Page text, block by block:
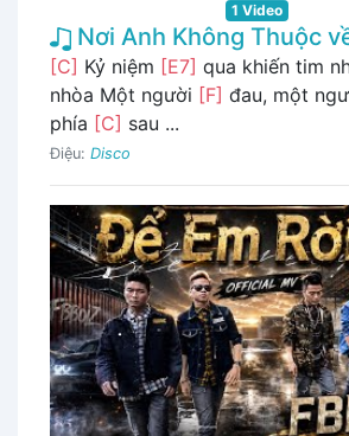
1 Video
Nơi Anh Không Thuộc
[C] Kỷ niệm [E7] qua khiến tim
nhòa Một người [F] đau, một
phía [C] sau ...
Điệu: Disco